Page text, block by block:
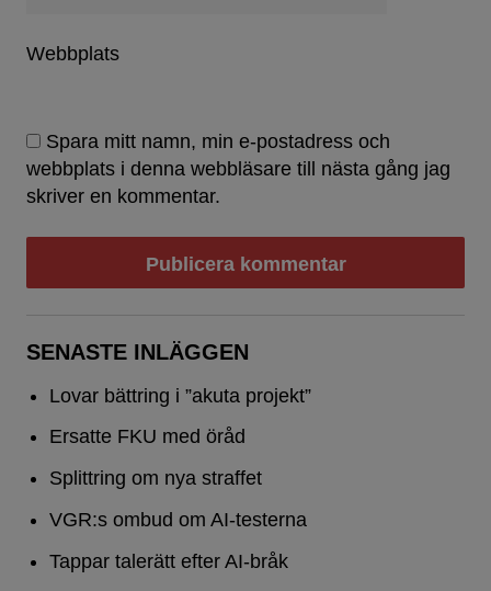
Webbplats
Spara mitt namn, min e-postadress och
webbplats i denna webbläsare till nästa gång jag
skriver en kommentar.
SENASTE INLÄGGEN
Lovar bättring i ”akuta projekt”
Ersatte FKU med öråd
Splittring om nya straffet
VGR:s ombud om AI-testerna
Tappar talerätt efter AI-bråk